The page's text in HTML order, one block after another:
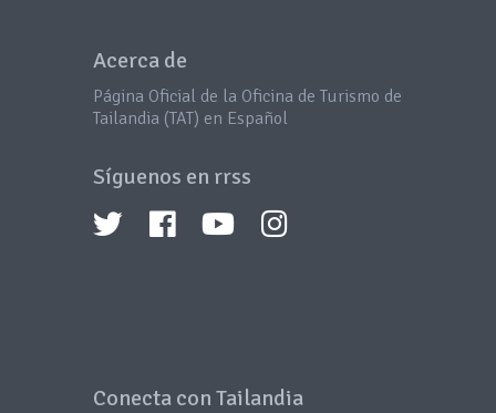
Acerca de
Página Oficial de la Oficina de Turismo de
Tailandia (TAT) en Español
Síguenos en rrss
Conecta con Tailandia